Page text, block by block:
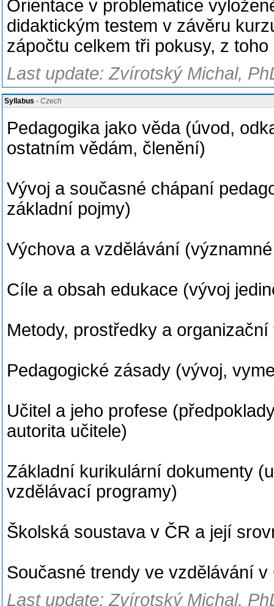
Orientace v problematice
didaktickým testem v závěru
zápočtu celkem tři pokusy, z
Last update: Zvírotský Michal,
Syllabus - Czech
Pedagogika jako věda (úvod,
ostatním vědám, členění)
Vývoj a současné chápaní
základní pojmy)
Výchova a vzdělávání
Cíle a obsah edukace (vývoj
Metody, prostředky a
Pedagogické zásady (vývoj,
Učitel a jeho profese
autorita učitele)
Základní kurikulární dokumenty
vzdělávací programy)
Školská soustava v ČR a její
Současné trendy ve vzdělávání
Last update: Zvírotský Michal,